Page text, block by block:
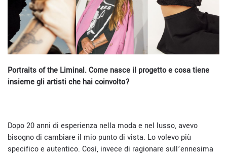
Portraits of the Liminal. Come nasce il progetto e cosa tiene
insiemegli artisti che hai coinvolto?
Dopo 20 anni di esperienza nella moda e nel lusso, avevo
bisogno di cambiare il mio punto di vista. Lo volevo più
specifico e autentico. Così, invece di ragionare sull’ennesima